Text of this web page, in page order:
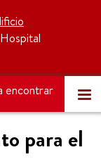
encontrar
para el